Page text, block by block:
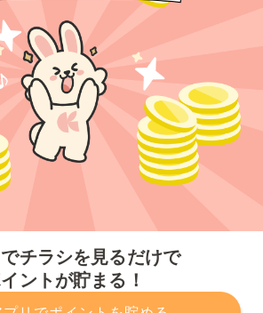
チラシを見るだけで
ントが貯まる！